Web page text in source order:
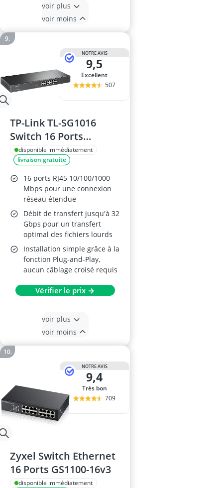
voir plus
voir moins
NOTRE AVIS
9,5
Excellent
507
TP-Link TL-SG1016
Switch 16 Ports
Gigabit, Rackable
disponible immédiatement
livraison gratuite
16 ports RJ45 10/100/1000
Mbps pour une connexion
réseau étendue
Débit de transfert jusqu'à 32
Gbps pour un transfert
optimal des fichiers lourds
Installation simple grâce à la
fonction Plug-and-Play,
aucun câblage croisé requis
Vérifier le prix →
voir plus
voir moins
NOTRE AVIS
9,4
Très bon
709
Zyxel Switch Ethernet
16 Ports GS1100-16v3
disponible immédiatement